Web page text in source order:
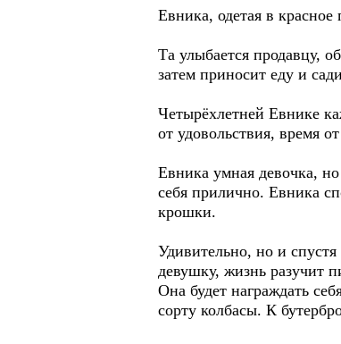
Евника, одетая в
Та улыбается продавцу,
затем приносит еду и
Четырёхлетней Евнике
от удовольствия, время
Евника умная девочка,
себя прилично. Евника
крошки.
Удивительно, но и
девушку, жизнь разучит
Она будет награждать
сорту колбасы. К